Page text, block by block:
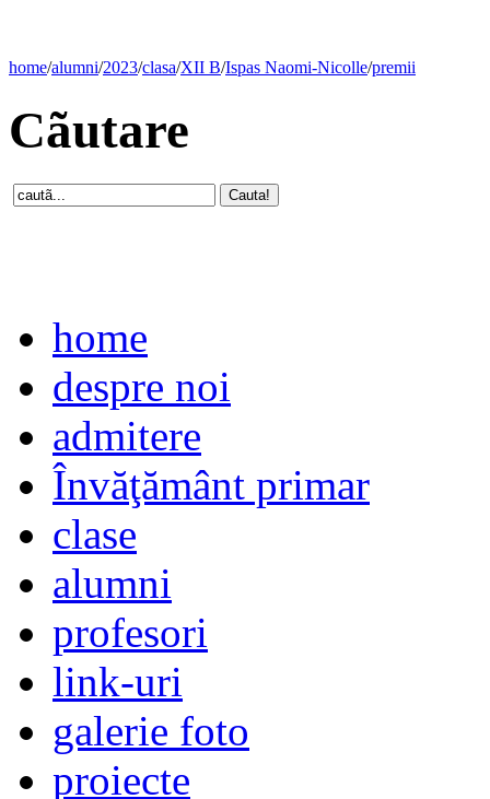
home/alumni/2023/clasa/XII B/Ispas Naomi-Nicolle/premii
Cãutare
home
despre noi
admitere
Învăţământ primar
clase
alumni
profesori
link-uri
galerie foto
proiecte